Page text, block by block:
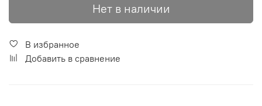
Нет в наличии
В избранное
Добавить в сравнение